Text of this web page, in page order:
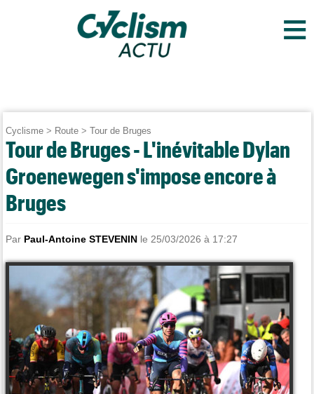
≡
Cyclisme > Route >Tour de Bruges
Tour de Bruges - L'inévitable Dylan
Groenewegen s'impose encore à
Bruges
Par Paul-Antoine STEVENIN le 25/03/2026 à 17:27